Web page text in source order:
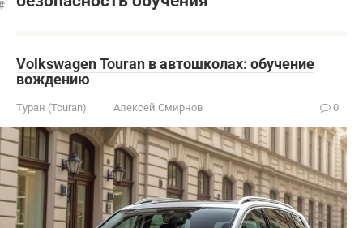
Volkswagen Touran в автошколах: обучение
вождению
Туран (Touran) Алексей Смирнов 0